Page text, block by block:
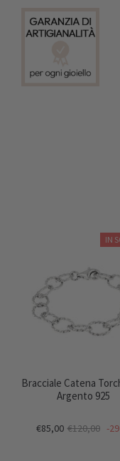
IN
Bracciale Catena
Argento 925
€85,00 €120,00 -